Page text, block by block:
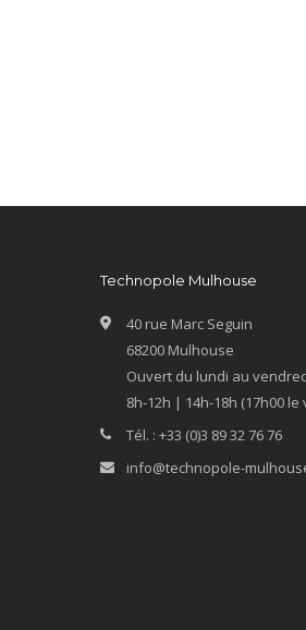
Technopole Mulhouse
40 rue Marc Seguin
68200 Mulhouse
Ouvert du lundi au
8h-12h | 14h-18h (17h00
Tél. : +33 (0)3 89 32 76 76
info@technopole-